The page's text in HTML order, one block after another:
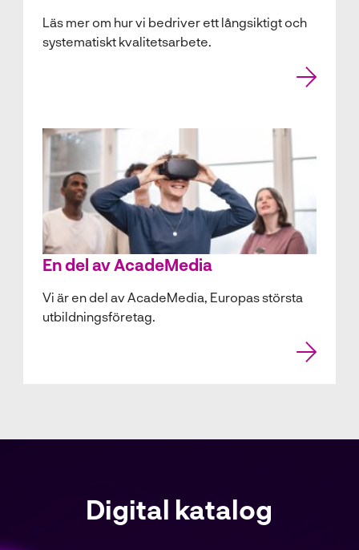
Läs mer om hur vi bedriver ett långsiktigt och
systematiskt kvalitetsarbete.
En del av AcadeMedia
Vi är en del av AcadeMedia, Europas största
utbildningsföretag.
Digital katalog